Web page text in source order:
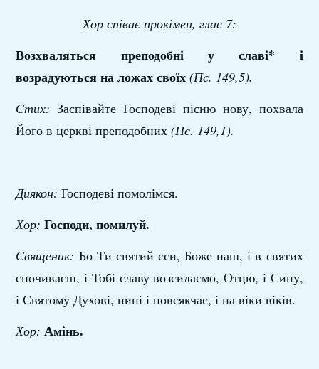
Хор співає прокімен, глас 7:
Возхваляться преподобні у славі* і
возрадуються на ложах своїх (Пс. 149,5).
Стих: Заспівайте Господеві пісню нову, похвала
Його в церкві преподобних(Пс. 149,1).
Диякон: Господеві помолімся.
Хор: Господи, помилуй.
Священик: Бо Ти святий єси, Боже наш, і в святих
спочиваєш, і Тобі славу возсилаємо, Отцю, і Сину,
і Святому Духові, нині і повсякчас, і на віки віків.
Хор: Амінь.